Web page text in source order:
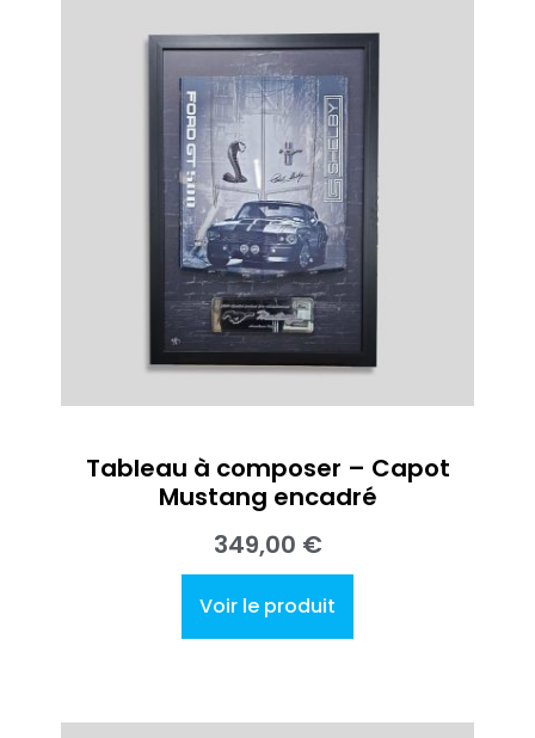
Tableau à composer – Capot
Mustang encadré
349,00 €
Voir le produit